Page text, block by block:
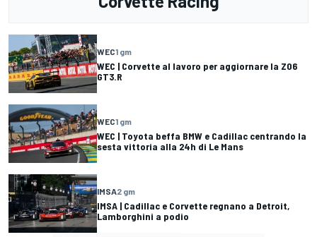
WEC1 gm
WEC | Corvette al lavoro per aggiornare la Z06
GT3.R
WEC1 gm
WEC | Toyota beffa BMW e Cadillac centrando la
sesta vittoria alla 24h di Le Mans
IMSA2 gm
IMSA | Cadillac e Corvette regnano a Detroit,
Lamborghini a podio